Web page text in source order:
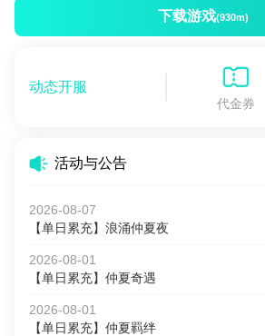
下载游戏(930m)
动态开服
代金券
活动与公告
2026-08-07
【单日累充】浪涌仲夏夜
2026-08-01
【单日累充】仲夏奇遇
2026-08-01
【单日累充】仲夏羁绊